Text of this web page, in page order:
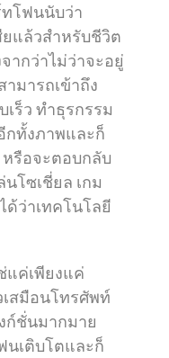
โฟนนับว่า
ยแล้วสำหรับชีวิต
ากว่าไม่ว่าจะอยู่
มารถเข้าถึง
ร็ว ทำธุรกรรม
กทั้งภาพและก็
หรือจะตอบกลับ
โซเชี่ยล เกม
ด้ว่าเทคโนโลยี
แค่เพียงแค่
สมือนโทรศัพท์
ก์ชั่นมากมาย
เติบโตและก็